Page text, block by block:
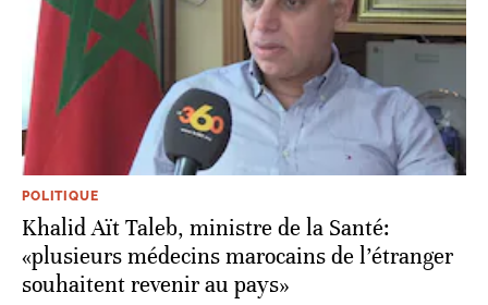
POLITIQUE
Khalid Aït Taleb, ministre de la Santé:
«plusieurs médecins marocains de l’étranger
souhaitent revenir au pays»